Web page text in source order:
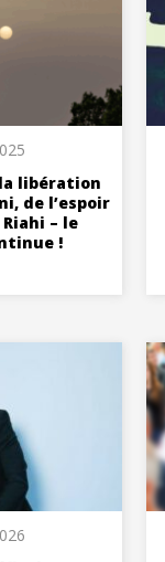
libération
de l’espoir
– le
!